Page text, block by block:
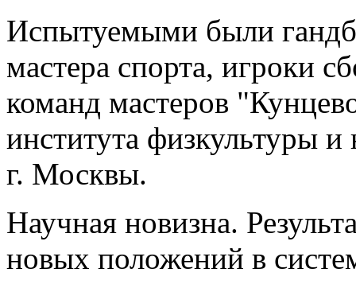
Испытуемыми были
мастера спорта, игроки
команд мастеров
института
г. Москвы.
Научная новизна.
новых положений в